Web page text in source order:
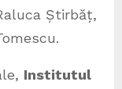
Știrbăț,
Institutul